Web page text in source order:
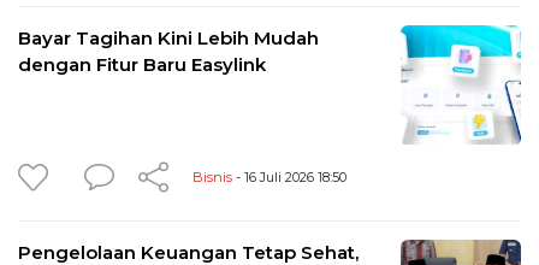
Bayar Tagihan Kini Lebih Mudah
dengan Fitur Baru Easylink
Bisnis - 16 Juli 2026 18:50
Pengelolaan Keuangan Tetap Sehat,